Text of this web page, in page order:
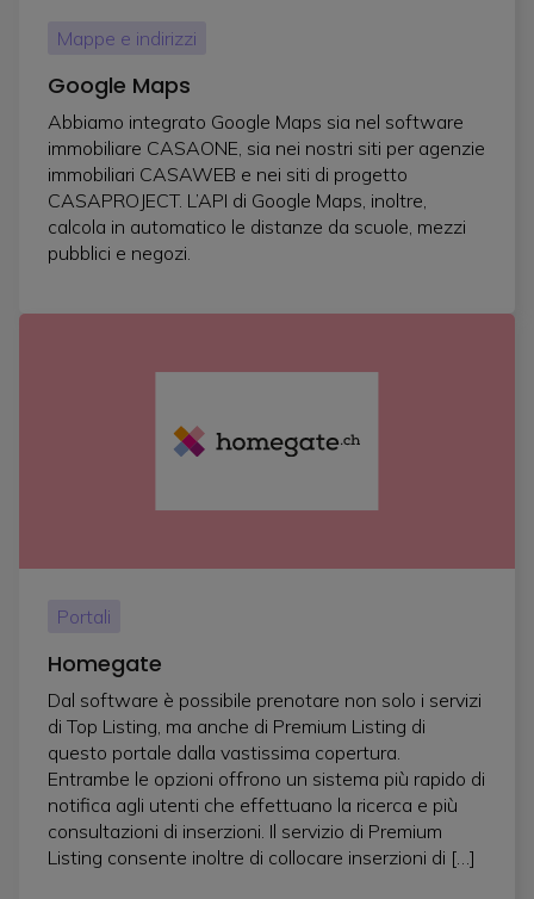
Mappe e indirizzi
Google Maps
Abbiamo integrato Google Maps sia nel software
immobiliare CASAONE, sia nei nostri siti per agenzie
immobiliari CASAWEB e nei siti di progetto
CASAPROJECT. L’API di Google Maps, inoltre,
calcola in automatico le distanze da scuole, mezzi
pubblici e negozi.
Portali
Homegate
Dal software è possibile prenotare non solo i servizi
di Top Listing, ma anche di Premium Listing di
questo portale dalla vastissima copertura.
Entrambe le opzioni offrono un sistema più rapido di
notifica agli utenti che effettuano la ricerca e più
consultazioni di inserzioni. Il servizio di Premium
Listing consente inoltre di collocare inserzioni di […]